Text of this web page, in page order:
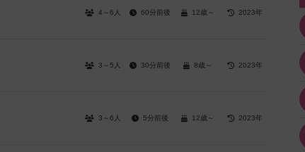
4～6人 60分前後 12歳～ 2023年
3～5人 30分前後 8歳～ 2023年
3～6人 5分前後 12歳～ 2023年